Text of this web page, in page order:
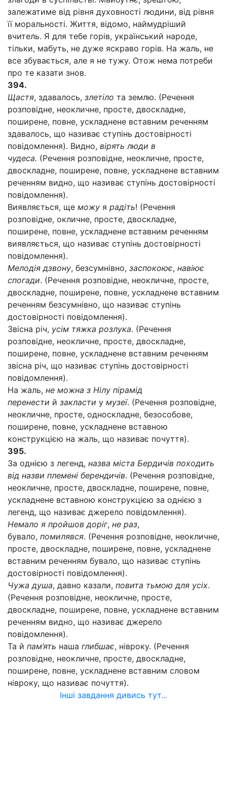
залежатиме від рівня духовності людини, від рівня
її моральності. Життя, відомо, наймудріший
вчитель. Я для тебе горів, український народе,
тільки, мабуть, не дуже яскраво горів. На жаль, не
все збувається, але я не тужу. Отож нема потреби
про те казати знов.
394.
Щастя, здавалось, злетіло та землю. (Речення
розповідне, неокличне, просте, двоскладне,
поширене, повне, ускладнене вставним реченням
здавалось, що називає ступінь достовірності
повідомлення). Видно, вірять люди в
чудеса. (Речення розповідне, неокличне, просте,
двоскладне, поширене, повне, ускладнене вставним
реченням видно, що називає ступінь достовірності
повідомлення).
Виявляється, ще можу я радіть! (Речення
розповідне, окличне, просте, двоскладне,
поширене, повне, ускладнене вставним реченням
виявляється, що називає ступінь достовірності
повідомлення).
Мелодія дзвону, безсумнівно, заспокоює, навіює
спогади. (Речення розповідне, неокличне, просте,
двоскладне, поширене, повне, ускладнене вставним
реченням безсумнівно, що називає ступінь
достовірності повідомлення).
Звісна річ, усім тяжка розлука. (Речення
розповідне, неокличне, просте, двоскладне,
поширене, повне, ускладнене вставним реченням
звісна річ, що називає ступінь достовірності
повідомлення).
На жаль, не можна з Нілу пірамід
перенести й закласти у музеї. (Речення розповідне,
неокличне, просте, односкладне, безособове,
поширене, повне, ускладнене вставною
конструкцією на жаль, що називає почуття).
395.
За однією з легенд, назва міста Бердичів походить
від назви племені берендичів. (Речення розповідне,
неокличне, просте, двоскладне, поширене, повне,
ускладнене вставною конструкцією за однією з
легенд, що називає джерело повідомлення).
Немало я пройшов доріг, не раз,
бувало, помилявся. (Речення розповідне, неокличне,
просте, двоскладне, поширене, повне, ускладнене
вставним реченням бувало, що називає ступінь
достовірності повідомлення).
Чужа душа, давно казали, повита тьмою для усіх.
(Речення розповідне, неокличне, просте,
двоскладне, поширене, повне, ускладнене вставним
реченням видно, що називає джерело
повідомлення).
Та й пам’ять наша глибшає, нівроку. (Речення
розповідне, неокличне, просте, двоскладне,
поширене, повне, ускладнене вставним словом
нівроку, що називає почуття).
Інші завдання дивись тут...